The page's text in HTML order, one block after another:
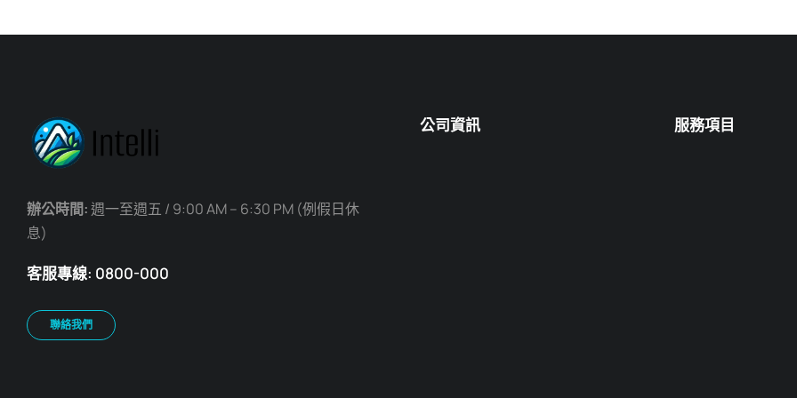
辦公時間:週一至週五 / 9:00 AM – 6:30 PM (例假日休
息)
客服專線: 0800-000
聯絡我們
公司資訊 服務項目